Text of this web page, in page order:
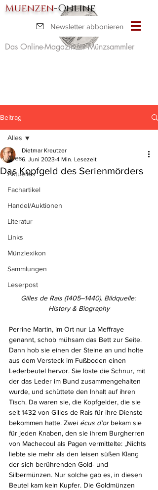
Muenzen-Online
Das Online-Magazin für Münzsammler
Newsletter abbonieren
Beitrag
Alles
Aktuelles
Fachartikel
Handel/Auktionen
Literatur
Links
Münzlexikon
Sammlungen
Leserpost
Alles
Das Kopfgeld des Serienmörders
Dietmar Kreutzer
6. Juni 2023 4 Min. Lesezeit
Gilles de Rais (1405–1440). Bildquelle:
History & Biography
Perrine Martin, im Ort nur La Meffraye
genannt, schob mühsam das Bett zur Seite.
Dann hob sie einen der Steine an und holte
aus dem Versteck im Fußboden einen
Lederbeutel hervor. Sie löste die Schnur, mit
der das Leder im Bund zusammengehalten
wurde, und schüttete den Inhalt auf ihren
Tisch. Da waren sie, die Kopfgelder, die sie
seit 1432 von Gilles de Rais für ihre Dienste
bekommen hatte. Zwei écus d’or bekam sie
für jeden Knaben, den sie ihrem Burgherren
von Machecoul als Pagen vermittelte: „Nichts
liebte sie mehr als den leisen süßen Klang
der sich berührenden Gold- und
Silbermünzen. Nur solche gab es, in diesen
Beutel kam kein Kupfer. Die Goldmünzen